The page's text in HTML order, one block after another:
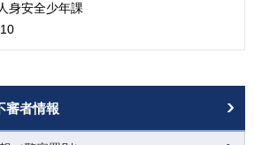
身安全少年課
審者情報